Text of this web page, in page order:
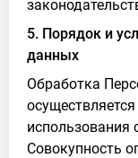
5. Порядок и
данных
Обработка
использования
Совокупность